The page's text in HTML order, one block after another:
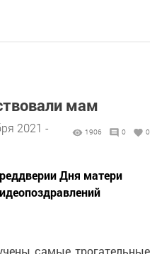
мам
2021 -
1906 0 0
Дня матери
самые трогательные